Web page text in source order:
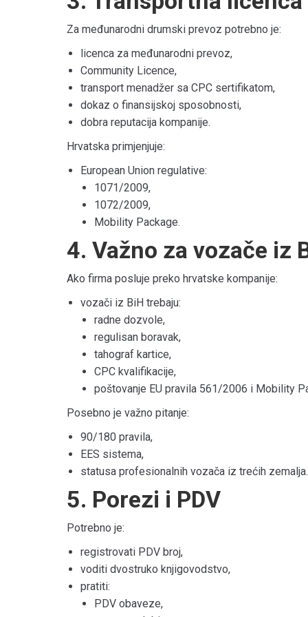
Za međunarodni drumski prevoz potrebno je:
licenca za međunarodni prevoz,
Community Licence,
transport menadžer sa CPC sertifikatom,
dokaz o finansijskoj sposobnosti,
dobra reputacija kompanije.
Hrvatska primjenjuje:
European Union regulative:
1071/2009,
1072/2009,
Mobility Package.
4. Važno za vozače iz
Ako firma posluje preko hrvatske kompanije:
vozači iz BiH trebaju:
radne dozvole,
regulisan boravak,
tahograf kartice,
CPC kvalifikacije,
poštovanje EU pravila 561/2006 i Mobility
Posebno je važno pitanje:
90/180 pravila,
EES sistema,
statusa profesionalnih vozača iz trećih zemalja.
5. Porezi i PDV
Potrebno je:
registrovati PDV broj,
voditi dvostruko knjigovodstvo,
pratiti:
PDV obaveze,